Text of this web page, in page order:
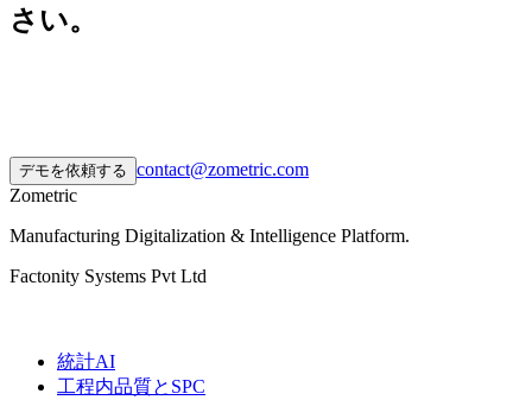
さい。
デモを依頼する contact@zometric.com
Zometric
Manufacturing Digitalization & Intelligence Platform.
Factonity Systems Pvt Ltd
統計AI
工程内品質とSPC